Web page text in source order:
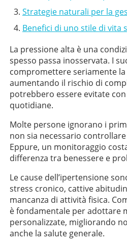
Strategie naturali per la
Benefici di uno stile di vita
La pressione alta è una
spesso passa inosservata. I
compromettere seriamente
aumentando il rischio di
potrebbero essere evitate
quotidiane.
Molte persone ignorano i
non sia necessario
Eppure, un monitoraggio
differenza tra benessere e
Le cause dell’ipertensione
stress cronico, cattive
mancanza di attività fisica.
è fondamentale per adottare
personalizzate, migliorando
anche la salute generale.